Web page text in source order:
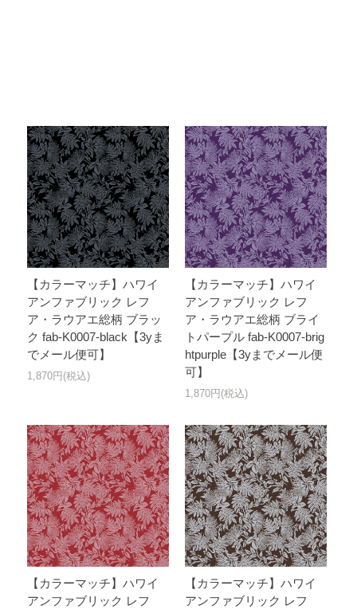
【カラーマッチ】ハワイ
アンファブリック レフ
ア・ラウアエ総柄 ブラッ
ク fab-K0007-black【3yま
でメール便可】
1,870円(税込)
【カラーマッチ】ハワイ
アンファブリック レフ
ア・ラウアエ総柄 ブライ
トパープル fab-K0007-brig
htpurple【3yまでメール便
可】
1,870円(税込)
【カラーマッチ】ハワイ
アンファブリック レフ
【カラーマッチ】ハワイ
アンファブリック レフ